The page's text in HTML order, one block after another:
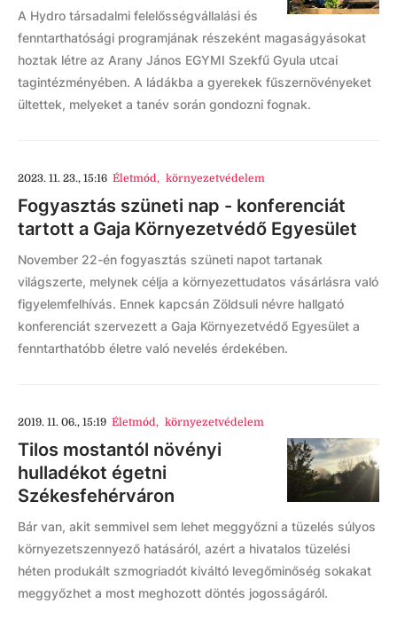
A Hydro társadalmi felelősségvállalási és
fenntarthatósági programjának részeként magaságyásokat
hoztak létre az Arany János EGYMI Szekfű Gyula utcai
tagintézményében. A ládákba a gyerekek fűszernövényeket
ültettek, melyeket a tanév során gondozni fognak.
2023. 11. 23., 15:16 Életmód, környezetvédelem
Fogyasztás szüneti nap - konferenciát
tartott a Gaja Környezetvédő Egyesület
November 22-én fogyasztás szüneti napot tartanak
világszerte, melynek célja a környezettudatos vásárlásra való
figyelemfelhívás. Ennek kapcsán Zöldsuli névre hallgató
konferenciát szervezett a Gaja Környezetvédő Egyesület a
fenntarthatóbb életre való nevelés érdekében.
2019. 11. 06., 15:19 Életmód, környezetvédelem
Tilos mostantól növényi
hulladékot égetni
Székesfehérváron
Bár van, akit semmivel sem lehet meggyőzni a tüzelés súlyos
környezetszennyező hatásáról, azért a hivatalos tüzelési
héten produkált szmogriadót kiváltó levegőminőség sokakat
meggyőzhet a most meghozott döntés jogosságáról.